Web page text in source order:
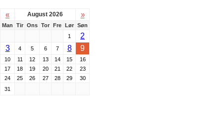
« August 2026 »
Man Tir Ons Tor Fre Lør Søn
1
2
3
4 5 6 7 8 9
10 11 12 13 14 15
16
17
18 19 20 21 22
23
24
25 26 27 28 29
30
31